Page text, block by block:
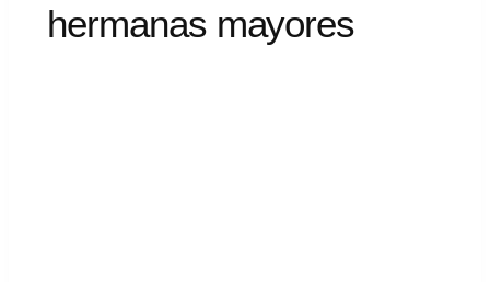
hermanas mayores